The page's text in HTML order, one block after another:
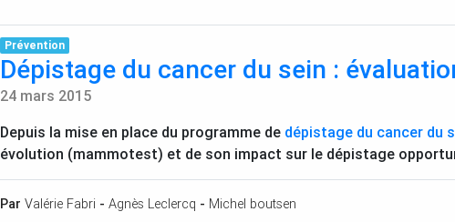
Prévention
Dépistage du cancer du sein :
24 mars 2015
Depuis la mise en place du programme de dépistage du cancer du
évolution (mammotest) et de son impact sur le dépistage
Par Valérie Fabri - Agnès Leclercq - Michel boutsen